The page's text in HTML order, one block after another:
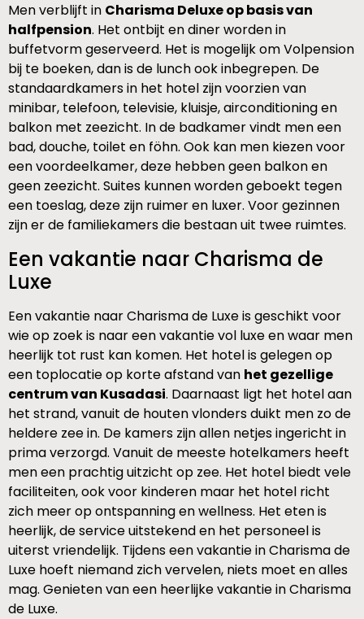
Men verblijft in Charisma Deluxe op basis van
halfpension. Het ontbijt en diner worden in
buffetvorm geserveerd. Het is mogelijk om Volpension
bij te boeken, dan is de lunch ook inbegrepen. De
standaardkamers in het hotel zijn voorzien van
minibar, telefoon, televisie, kluisje, airconditioning en
balkon met zeezicht. In de badkamer vindt men een
bad, douche, toilet en föhn. Ook kan men kiezen voor
een voordeelkamer, deze hebben geen balkon en
geen zeezicht. Suites kunnen worden geboekt tegen
een toeslag, deze zijn ruimer en luxer. Voor gezinnen
zijn er de familiekamers die bestaan uit twee ruimtes.
Een vakantie naar Charisma de
Luxe
Een vakantie naar Charisma de Luxe is geschikt voor
wie op zoek is naar een vakantie vol luxe en waar men
heerlijk tot rust kan komen. Het hotel is gelegen op
een toplocatie op korte afstand van het gezellige
centrum van Kusadasi. Daarnaast ligt het hotel aan
het strand, vanuit de houten vlonders duikt men zo de
heldere zee in. De kamers zijn allen netjes ingericht in
prima verzorgd. Vanuit de meeste hotelkamers heeft
men een prachtig uitzicht op zee. Het hotel biedt vele
faciliteiten, ook voor kinderen maar het hotel richt
zich meer op ontspanning en wellness. Het eten is
heerlijk, de service uitstekend en het personeel is
uiterst vriendelijk. Tijdens een vakantie in Charisma de
Luxe hoeft niemand zich vervelen, niets moet en alles
mag. Genieten van een heerlijke vakantie in Charisma
de Luxe.